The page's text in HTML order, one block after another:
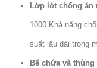
Lớp lót chống ăn
1000 Khả năng
suất lâu dài trong
Bể chứa và thùng